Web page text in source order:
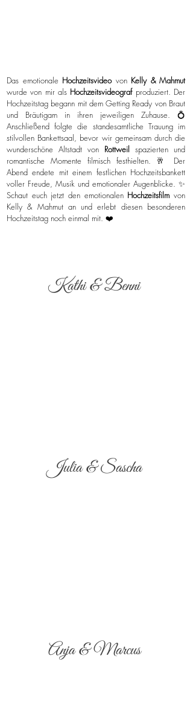
Das emotionale Hochzeitsvideovon Kelly & Mahmut
wurde von mir als Hochzeitsvideograf produziert. Der
Hochzeitstag begann mit dem Getting Ready von Braut
und Bräutigam in ihren jeweiligen Zuhause. 💍
Anschließend folgte die standesamtliche Trauung im
stilvollen Bankettsaal, bevor wir gemeinsam durch die
wunderschöne Altstadt von Rottweil spazierten und
romantische Momente filmisch festhielten. 🥂 Der
Abend endete mit einem festlichen Hochzeitsbankett
voller Freude, Musik und emotionaler Augenblicke. ✨
Schaut euch jetzt den emotionalen Hochzeitsfilmvon
Kelly & Mahmut an und erlebt diesen besonderen
Hochzeitstag noch einmal mit. ❤️
Kathi & Benni
Julia & Sascha
Anja & Marcus